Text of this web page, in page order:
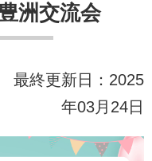
洲交流会
最終更新日：2025
年03月24日